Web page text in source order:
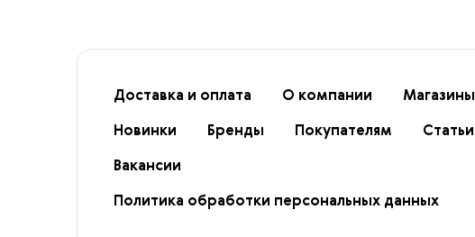
Доставка и оплата О компании Магазины
Новинки Бренды Покупателям Статьи
Вакансии
Политика обработки персональных данных